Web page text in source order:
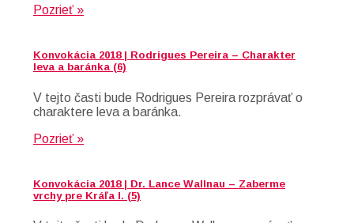
Pozrieť »
Konvokácia 2018 | Rodrigues Pereira – Charakter
leva a baránka (6)
V tejto časti bude Rodrigues Pereira rozprávať o
charaktere leva a baránka.
Pozrieť »
Konvokácia 2018 | Dr. Lance Wallnau – Zaberme
vrchy pre Kráľa I. (5)